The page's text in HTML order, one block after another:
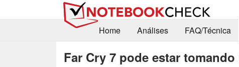
Home
Análises FAQ/Técnica
Far Cry 7 pode estar